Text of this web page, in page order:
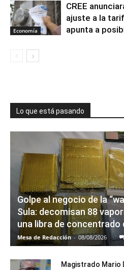
Economía
CREE
ajuste a la
apunta a
Lo que está pasando
Golpe al negocio de la
Sula: decomisan 88
una libra de concentrado
Mesa de Redacción - 08/08/2026
Magistrado Mario